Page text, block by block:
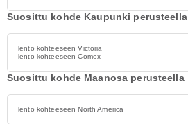
Suosittu kohde Kaupunki perusteella
lento kohteeseen Victoria
lento kohteeseen Comox
Suosittu kohde Maanosa perusteella
lento kohteeseen North America